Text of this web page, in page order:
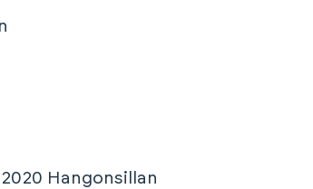
Hangonsillan